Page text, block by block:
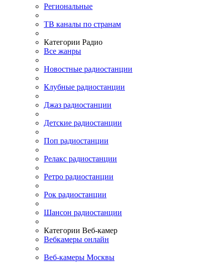
Региональные
ТВ каналы по странам
Категории Радио
Все жанры
Новостные радиостанции
Клубные радиостанции
Джаз радиостанции
Детские радиостанции
Поп радиостанции
Релакс радиостанции
Ретро радиостанции
Рок радиостанции
Шансон радиостанции
Категории Веб-камер
Вебкамеры онлайн
Веб-камеры Москвы